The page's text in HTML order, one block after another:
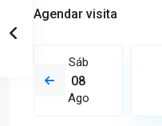
Agendar visita
Sáb
08
Ago